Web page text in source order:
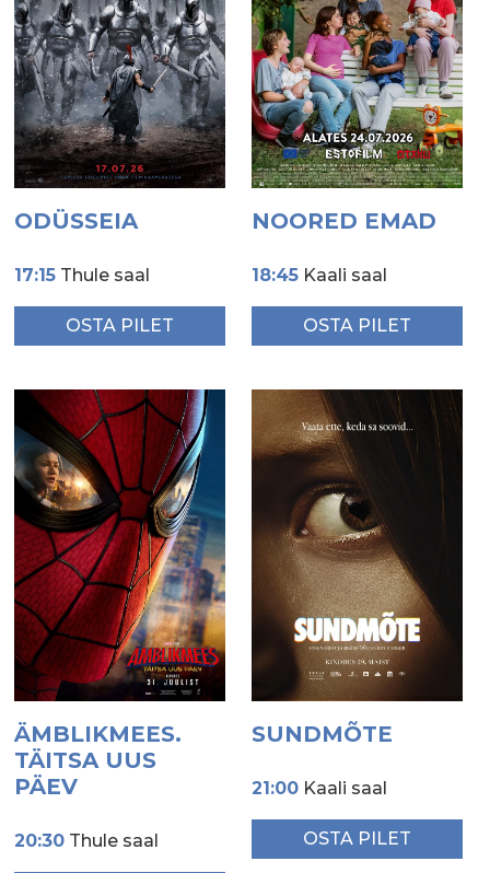
ODÜSSEIA
17:15 Thule saal
OSTA PILET
NOORED EMAD
18:45 Kaali saal
OSTA PILET
ÄMBLIKMEES.
TÄITSA UUS
PÄEV
20:30 Thule saal
SUNDMÕTE
21:00 Kaali saal
OSTA PILET